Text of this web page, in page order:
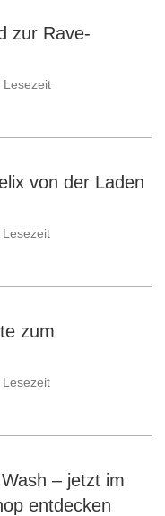
zur Rave-
Lesezeit
von der Laden
zum
– jetzt im
entdecken